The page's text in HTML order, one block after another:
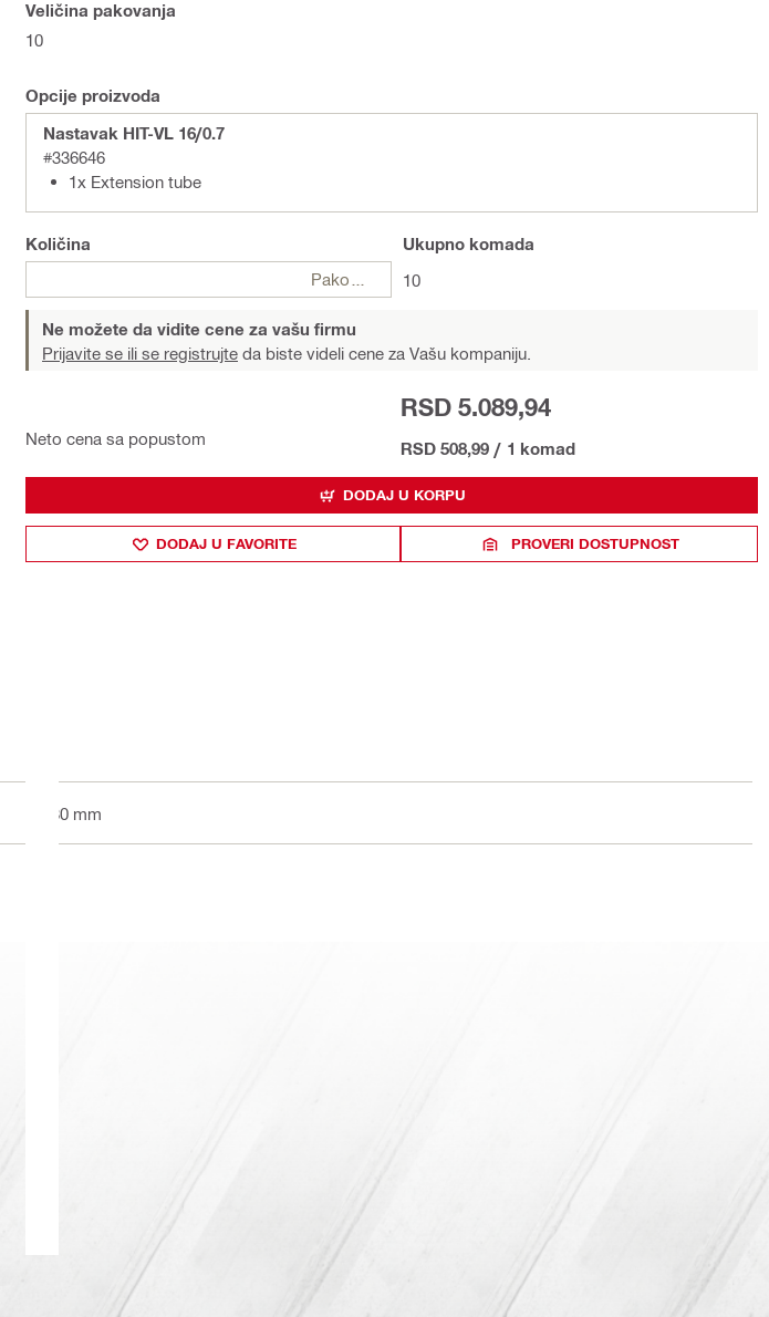
Veličina pakovanja
10
Opcije proizvoda
Nastavak HIT-VL 16/0.7
#336646
1x Extension tube
Količina
Ukupno komada
10
Ne možete da vidite cene za vašu firmu
Prijavite se ili se registrujte da biste videli cene za Vašu kompaniju.
Neto cena sa popustom
RSD 5.089,94
RSD 508,99 / 1 komad
DODAJ U KORPU
DODAJ U FAVORITE PROVERI DOSTUPNOST
680 mm